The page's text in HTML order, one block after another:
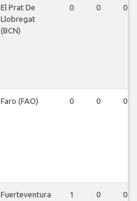
El Prat De
Llobregat
(BCN)
0 0 0
Faro (FAO) 0 0 0
Fuerteventura
1 0 0